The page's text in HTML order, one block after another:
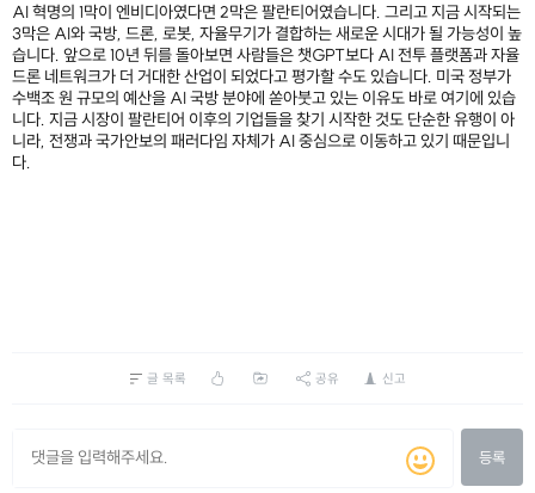
AI 혁명의 1막이 엔비디아였다면 2막은 팔란티어였습니다. 그리고 지금 시작되는
3막은 AI와 국방, 드론, 로봇, 자율무기가 결합하는 새로운 시대가 될 가능성이 높
습니다. 앞으로 10년 뒤를 돌아보면 사람들은 챗GPT보다 AI 전투 플랫폼과 자율
드론 네트워크가 더 거대한 산업이 되었다고 평가할 수도 있습니다. 미국 정부가
수백조 원 규모의 예산을 AI 국방 분야에 쏟아붓고 있는 이유도 바로 여기에 있습
니다. 지금 시장이 팔란티어 이후의 기업들을 찾기 시작한 것도 단순한 유행이 아
니라, 전쟁과 국가안보의 패러다임 자체가 AI 중심으로 이동하고 있기 때문입니
다.
글 목록 공유 신고
등록